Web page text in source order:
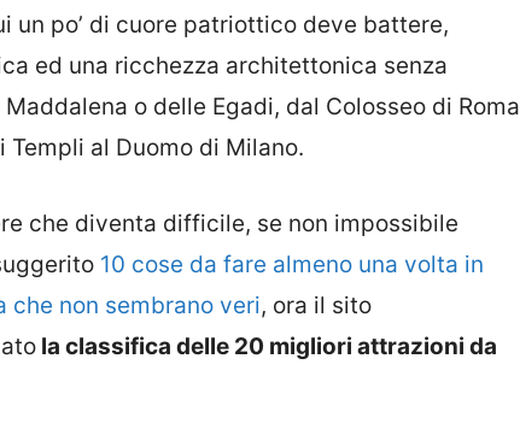
un po’ di cuore patriottico deve battere,
ed una ricchezza architettonica senza
o delle Egadi, dal Colosseo di Roma
al Duomo di Milano.
che diventa difficile, se non impossibile
10 cose da fare almeno una volta in
che non sembrano veri, ora il sito
la classifica delle 20 migliori attrazioni da